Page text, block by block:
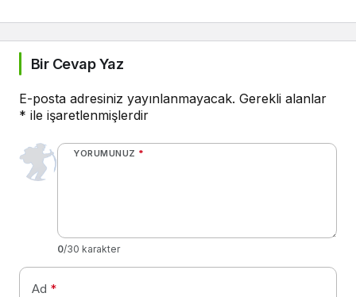
Bir Cevap Yaz
E-posta adresiniz yayınlanmayacak. Gerekli alanlar
* ile işaretlenmişlerdir
YORUMUNUZ *
0/30 karakter
Ad *